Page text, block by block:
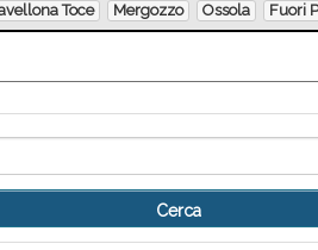
Toce Mergozzo Ossola Fuori